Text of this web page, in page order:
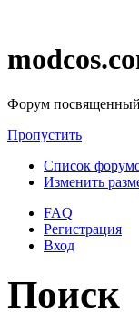
Форум посвященный
Пропустить
Список
Изменить
FAQ
Регистрация
Вход
Поиск